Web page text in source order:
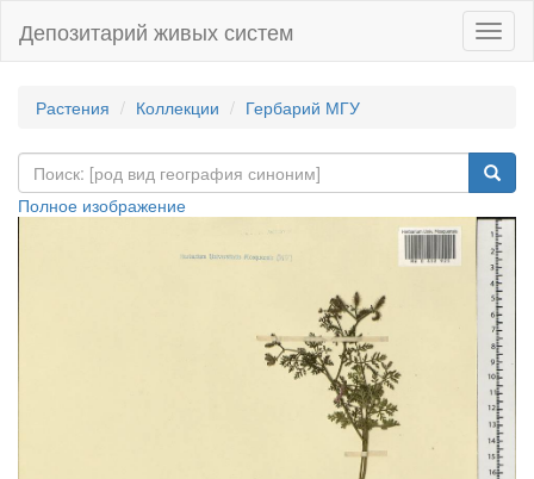
Депозитарий живых систем
Растения Коллекции Гербарий МГУ
Полное изображение